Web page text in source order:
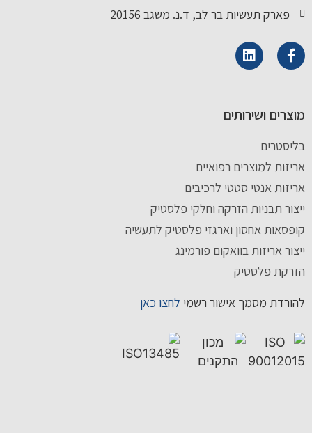
פארק תעשיות בר לב, ד.נ. משגב 20156
מוצרים ושירותים
בליסטרים
אריזות למוצרים רפואיים
אריזות אנטי סטטי לרכיבים
ייצור תבניות הזרקה וחלקי פלסטיק
קופסאות אחסון וארגזי פלסטיק לתעשיה
ייצור אריזות בוואקום פורמינג
הזרקת פלסטיק
להורדת מסמך אישור רשמי לחצו כאן